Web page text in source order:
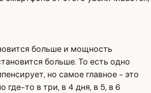
больше и мощность
больше. То есть одно
но самое главное - это
где-то в три, в 4 дня, в 5, в 6